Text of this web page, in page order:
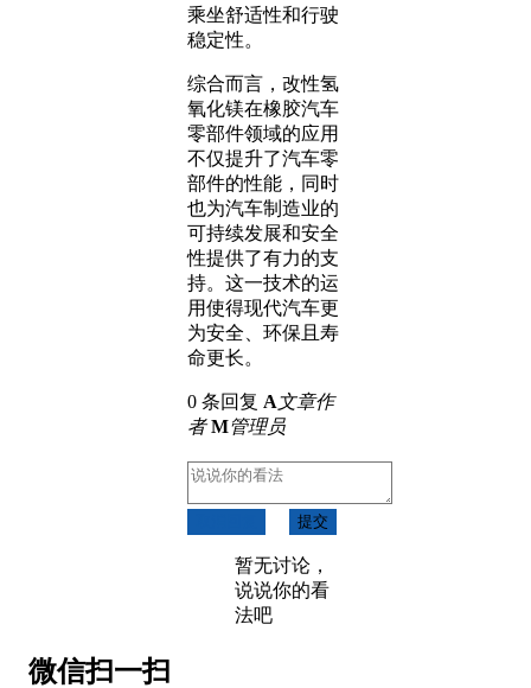
乘坐舒适性和行驶
稳定性。
综合而言，改性氢
氧化镁在橡胶汽车
零部件领域的应用
不仅提升了汽车零
部件的性能，同时
也为汽车制造业的
可持续发展和安全
性提供了有力的支
持。这一技术的运
用使得现代汽车更
为安全、环保且寿
命更长。
0 条回复 A文章作
者 M管理员
提交
暂无讨论，
说说你的看
法吧
微信扫一扫